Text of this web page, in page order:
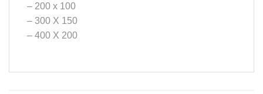
– 200 x 100
– 300 X 150
– 400 X 200